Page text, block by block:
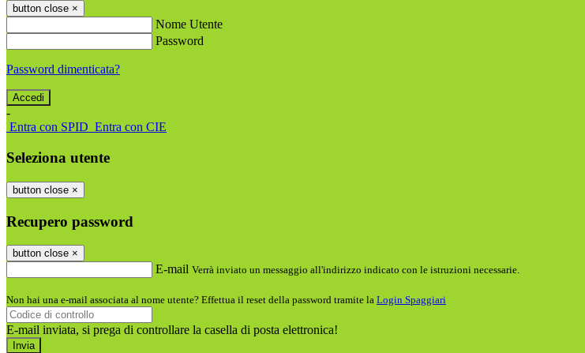
button close ×
Nome Utente
Password
Password dimenticata?
-
Entra con SPID Entra con CIE
Seleziona utente
button close ×
Recupero password
button close ×
E-mail Verrà inviato un messaggio all'indirizzo indicato con le istruzioni necessarie.
Non hai una e-mail associata al nome utente? Effettua il reset della password tramite la Login Spaggiari
E-mail inviata, si prega di controllare la casella di posta elettronica!